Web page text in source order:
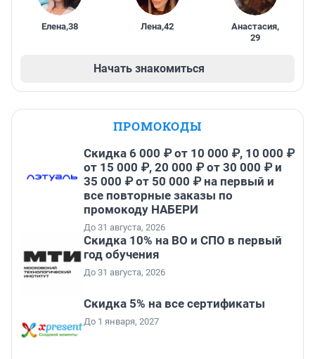
Елена,38 Лена,42 Анастасия,
29
Начать знакомиться
ПРОМОКОДЫ
Скидка 6 000 ₽ от 10 000 ₽, 10 000 ₽
от 15 000 ₽, 20 000 ₽ от 30 000 ₽ и
35 000 ₽ от 50 000 ₽ на первый и
все повторные заказы по
промокоду НАБЕРИ
До 31 августа, 2026
Скидка 10% на ВО и СПО в первый
год обучения
До 31 августа, 2026
Скидка 5% на все сертификаты
До 1 января, 2027